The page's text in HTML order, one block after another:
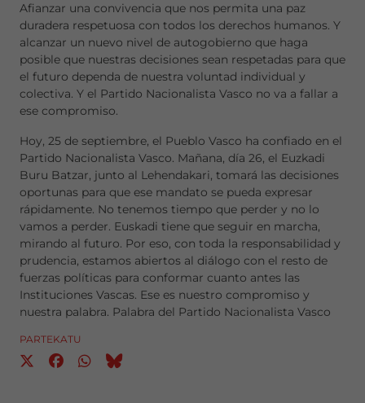
Afianzar una convivencia que nos permita una paz
duradera respetuosa con todos los derechos humanos. Y
alcanzar un nuevo nivel de autogobierno que haga
posible que nuestras decisiones sean respetadas para que
el futuro dependa de nuestra voluntad individual y
colectiva. Y el Partido Nacionalista Vasco no va a fallar a
ese compromiso.
Hoy, 25 de septiembre, el Pueblo Vasco ha confiado en el
Partido Nacionalista Vasco. Mañana, día 26, el Euzkadi
Buru Batzar, junto al Lehendakari, tomará las decisiones
oportunas para que ese mandato se pueda expresar
rápidamente. No tenemos tiempo que perder y no lo
vamos a perder. Euskadi tiene que seguir en marcha,
mirando al futuro. Por eso, con toda la responsabilidad y
prudencia, estamos abiertos al diálogo con el resto de
fuerzas políticas para conformar cuanto antes las
Instituciones Vascas. Ese es nuestro compromiso y
nuestra palabra. Palabra del Partido Nacionalista Vasco
PARTEKATU